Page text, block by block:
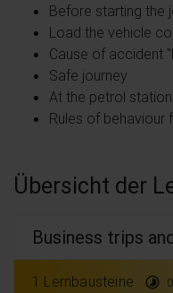
Before starting the
Load the vehicle
Cause of accident
Safe journey
At the petrol station
Rules of behaviour
Übersicht der
Business trips
1 Lernbausteine timelapse